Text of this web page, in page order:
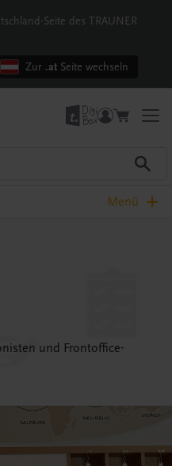
Seite des TRAUNER
Zur .at Seite wechseln
Menü
und Frontoffice-